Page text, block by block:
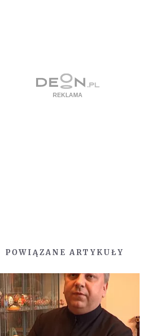
POWIĄZANE ARTYKUŁY